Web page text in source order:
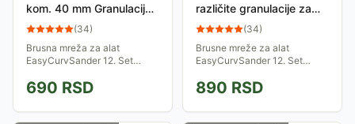
kom. 40 mm Granulacija
80 Za alat
(34)
Brusna mreža za alat
EasyCurvSander 12. Set
40mm, granulacije 80.
690 RSD
različite granulacije za
alat EasyCurvSander 12
(34)
Brusne mreže za alat
EasyCurvSander 12. Set
40mm, granulacije 80, 180 i
890 RSD